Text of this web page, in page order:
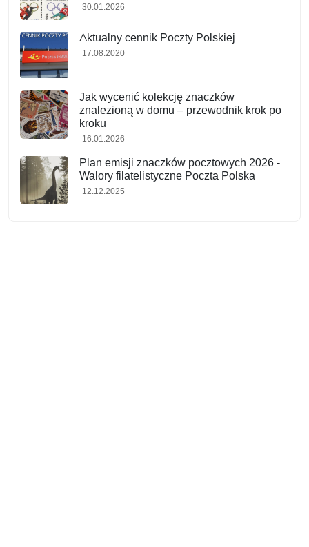
30.01.2026
Aktualny cennik Poczty Polskiej
17.08.2020
Jak wycenić kolekcję znaczków
znalezioną w domu – przewodnik krok po
kroku
16.01.2026
Plan emisji znaczków pocztowych 2026 -
Walory filatelistyczne Poczta Polska
12.12.2025